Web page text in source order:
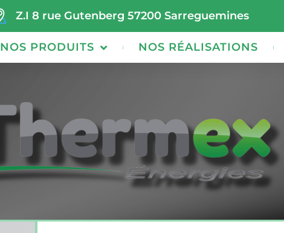
Z.I 8 rue Gutenberg 57200 Sarreguemines
NOS PRODUITS NOS RÉALISATIONS